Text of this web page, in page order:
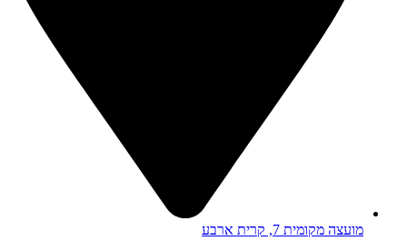
מועצה מקומית 7, קרית ארבע